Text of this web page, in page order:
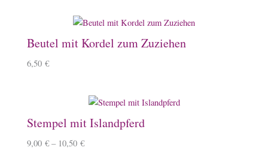
Beutel mit Kordel zum Zuziehen
6,50 €
Stempel mit Islandpferd
9,00 € – 10,50 €